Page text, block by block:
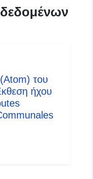
8a43-
dbe5dbc583e5
του
ήχου